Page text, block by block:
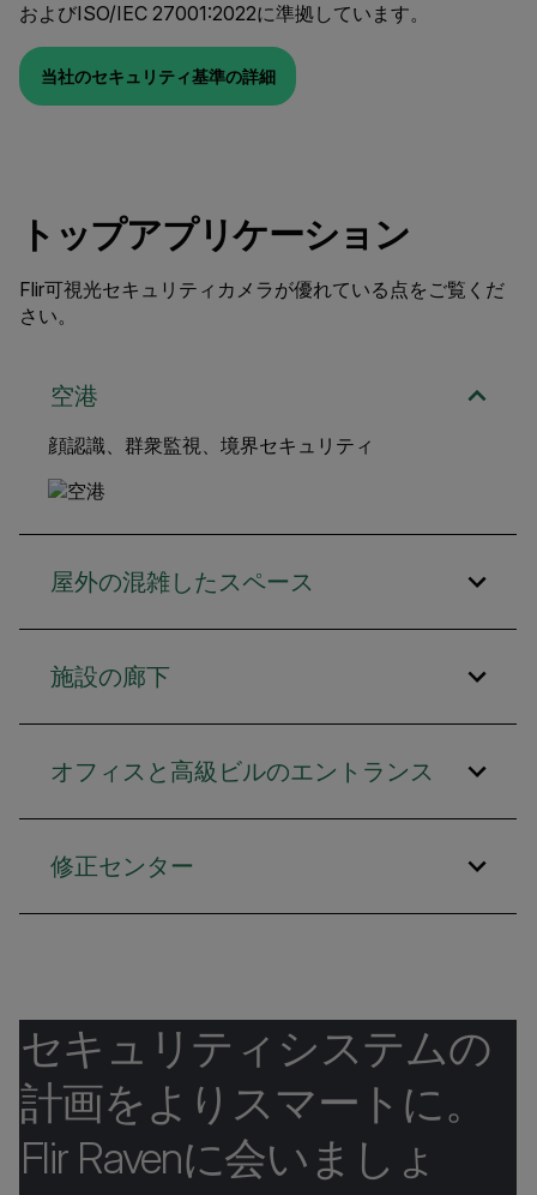
およびISO/IEC 27001:2022に準拠しています。
当社のセキュリティ基準の詳細
トップアプリケーション
Flir可視光セキュリティカメラが優れている点をご覧くだ
さい。
空港
顔認識、群衆監視、境界セキュリティ
屋外の混雑したスペース
施設の廊下
オフィスと高級ビルのエントランス
修正センター
セキュリティシステムの
計画をよりスマートに。
Flir Ravenに会いましょ